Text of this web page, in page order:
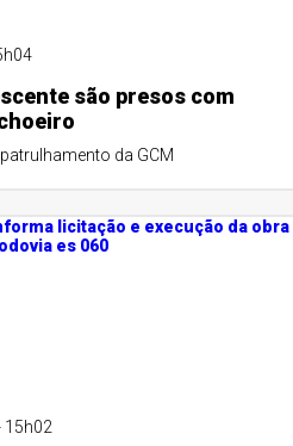
são presos com
da GCM
15h02